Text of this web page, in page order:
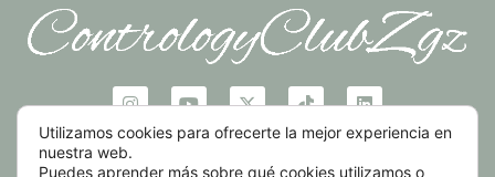
Aviso legalPolítica de privacidadPolítica de cookies
2026 © All Rights Reserved | Contrology Club
Utilizamos cookies para ofrecerte la mejor experiencia en
nuestra web.
Puedes aprender más sobre qué cookies utilizamos o